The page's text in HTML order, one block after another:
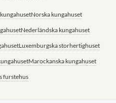
Norska kungahuset
Nederländska kungahuset
Luxemburgska storhertighuset
Marockanska kungahuset
furstehus